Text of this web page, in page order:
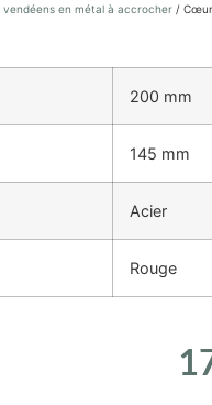
en métal à accrocher /
200 mm
145 mm
Acier
Rouge